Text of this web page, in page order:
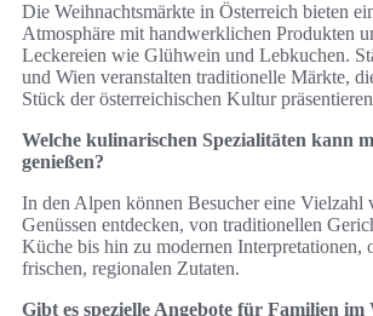
Die Weihnachtsmärkte in Österreich bieten
Atmosphäre mit handwerklichen Produkten
Leckereien wie Glühwein und Lebkuchen.
und Wien veranstalten traditionelle Märkte,
Stück der österreichischen Kultur
Welche kulinarischen Spezialitäten kann
genießen?
In den Alpen können Besucher eine Vielzahl
Genüssen entdecken, von traditionellen
Küche bis hin zu modernen Interpretationen,
frischen, regionalen Zutaten.
Gibt es spezielle Angebote für Familien